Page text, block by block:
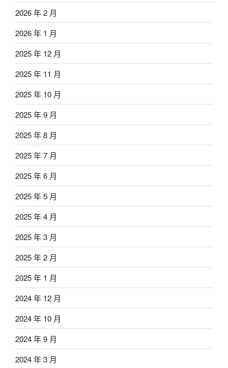
2026 年 2 月
2026 年 1 月
2025 年 12 月
2025 年 11 月
2025 年 10 月
2025 年 9 月
2025 年 8 月
2025 年 7 月
2025 年 6 月
2025 年 5 月
2025 年 4 月
2025 年 3 月
2025 年 2 月
2025 年 1 月
2024 年 12 月
2024 年 10 月
2024 年 9 月
2024 年 3 月